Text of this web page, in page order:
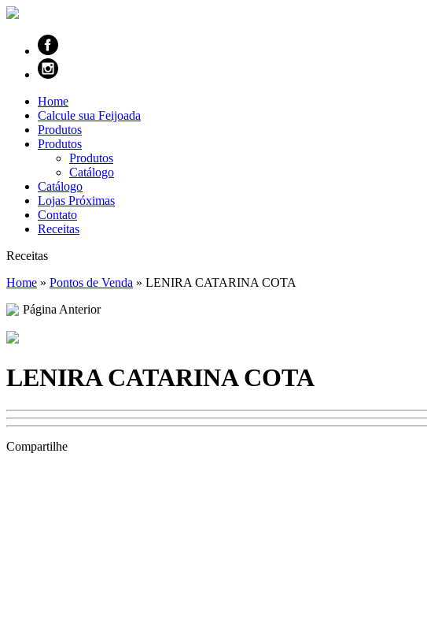
Home
Calcule sua Feijoada
Produtos
Produtos
Produtos
Catálogo
Catálogo
Lojas Próximas
Contato
Receitas
Receitas
Home » Pontos de Venda » LENIRA CATARINA COTA
Página Anterior
LENIRA CATARINA COTA
Compartilhe